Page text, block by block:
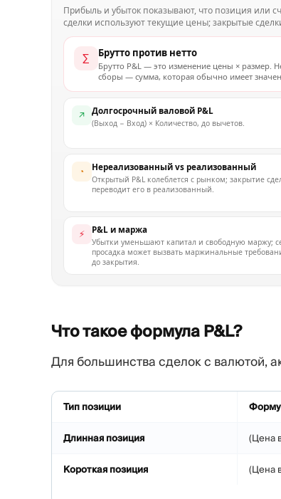
Прибыль и убыток показывают, что позиция или
сделки используют текущие цены; закрытые
∑ Брутто против нетто
Брутто P&L — это изменение цены × размер.
сборы — сумма, которая обычно имеет
↗ Долгосрочный валовой P&L
(Выход − Вход) × Количество, до вычетов.
◔ Нереализованный vs реализованный
Открытый P&L колеблется с рынком; закрытие
переводит его в реализованный.
⚡ P&L и маржа
Убытки уменьшают капитал и свободную маржу;
просадка может вызвать маржинальные
до закрытия.
Что такое формула P&L?
Для большинства сделок с валютой,
Тип позиции
Длинная позиция (Цена
Короткая позиция (Цена